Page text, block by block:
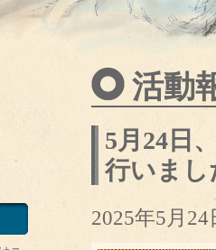
活動
5月24日
行いまし
2025年5月24